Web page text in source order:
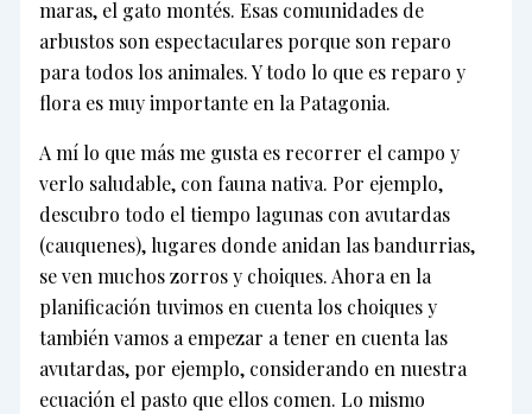
maras, el gato montés. Esas comunidades de
arbustos son espectaculares porque son reparo
para todos los animales. Y todo lo que es reparo y
flora es muy importante en la Patagonia.
A mí lo que más me gusta es recorrer el campo y
verlo saludable, con fauna nativa. Por ejemplo,
descubro todo el tiempo lagunas con avutardas
(cauquenes), lugares donde anidan las bandurrias,
se ven muchos zorros y choiques. Ahora en la
planificación tuvimos en cuenta los choiques y
también vamos a empezar a tener en cuenta las
avutardas, por ejemplo, considerando en nuestra
ecuación el pasto que ellos comen. Lo mismo